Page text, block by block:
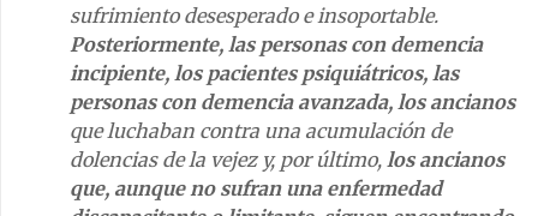
sufrimiento desesperado e insoportable.
Posteriormente, las personas con demencia
incipiente, los pacientes psiquiátricos, las
personas con demencia avanzada, los ancianos
que luchaban contra una acumulación de
dolencias de la vejez y, por último, los ancianos
que, aunque no sufran una enfermedad